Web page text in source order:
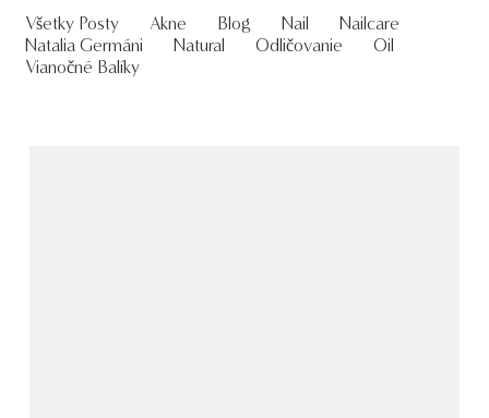
Všetky Posty Akne Blog Nail
Nailcare
Natalia Germáni
Natural Odličovanie
Oil
Vianočné Balíky